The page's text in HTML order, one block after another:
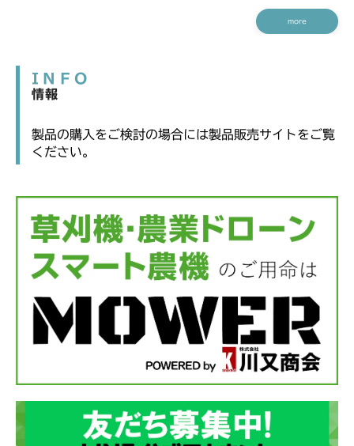
more
INFO
情報
製品の購入をご検討の場合には製品販売サイトをご覧
ください。